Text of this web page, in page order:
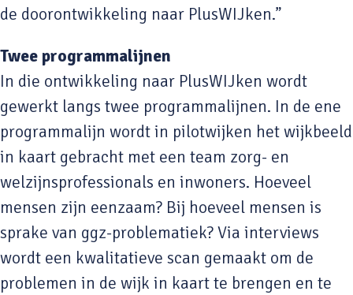
de doorontwikkeling naar PlusWIJken.”
Twee programmalijnen
In die ontwikkeling naar PlusWIJken wordt
gewerkt langs twee programmalijnen. In de ene
programmalijn wordt in pilotwijken het wijkbeeld
in kaart gebracht met een team zorg- en
welzijnsprofessionals en inwoners. Hoeveel
mensen zijn eenzaam? Bij hoeveel mensen is
sprake van ggz-problematiek? Via interviews
wordt een kwalitatieve scan gemaakt om de
problemen in de wijk in kaart te brengen en te